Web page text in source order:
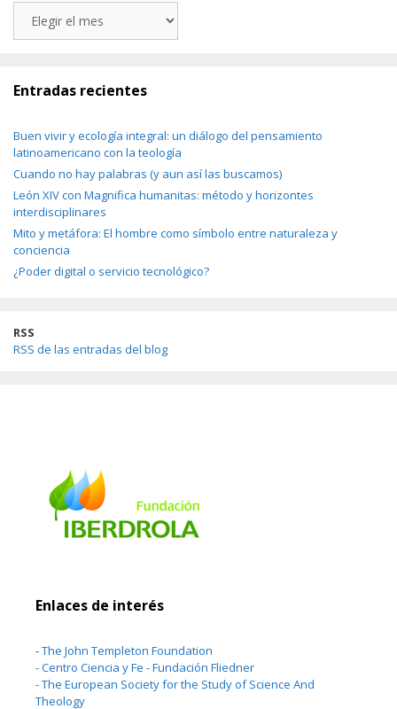
Entradas recientes
Buen vivir y ecología integral: un diálogo del pensamiento
latinoamericano con la teología
Cuando no hay palabras (y aun así las buscamos)
León XIV con Magnifica humanitas: método y horizontes
interdisciplinares
Mito y metáfora: El hombre como símbolo entre naturaleza y
conciencia
¿Poder digital o servicio tecnológico?
RSS
RSS de las entradas del blog
Enlaces de interés
-The John Templeton Foundation
-Centro Ciencia y Fe - Fundación Fliedner
-The European Society for the Study of Science And
Theology